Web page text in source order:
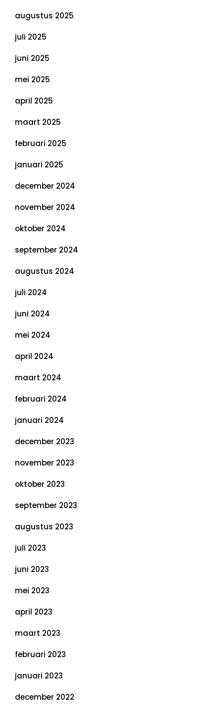
augustus 2025
juli 2025
juni 2025
mei 2025
april 2025
maart 2025
februari 2025
januari 2025
december 2024
november 2024
oktober 2024
september 2024
augustus 2024
juli 2024
juni 2024
mei 2024
april 2024
maart 2024
februari 2024
januari 2024
december 2023
november 2023
oktober 2023
september 2023
augustus 2023
juli 2023
juni 2023
mei 2023
april 2023
maart 2023
februari 2023
januari 2023
december 2022